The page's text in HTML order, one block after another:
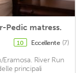
Pedic matress.
10 Eccellente (7)
River Run
principali